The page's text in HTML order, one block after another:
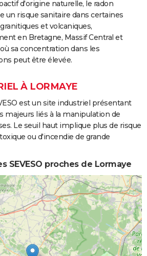
d'origine naturelle, le radon
un risque sanitaire dans certaines
et volcaniques,
en Bretagne, Massif Central et
sa concentration dans les
peut être élevée.
À LORMAYE
est un site industriel présentant
majeurs liés à la manipulation de
Le seuil haut implique plus de risque
ou d'incendie de grande
SEVESO proches de Lormaye